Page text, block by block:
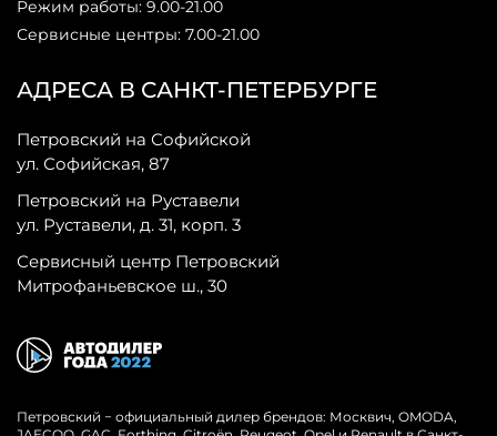
АДРЕСА В САНКТ-ПЕТЕРБУРГЕ
Петровский на Софийской
ул. Софийская, 87
Петровский на Руставели
ул. Руставели, д. 31, корп. 3
Сервисный центр Петровский
Митрофаньевское ш., 30
Режим работы: 9.00-21.00
Сервисные центры: 7.00-21.00
Петровский − официальный дилер брендов: Москвич, OMODA,